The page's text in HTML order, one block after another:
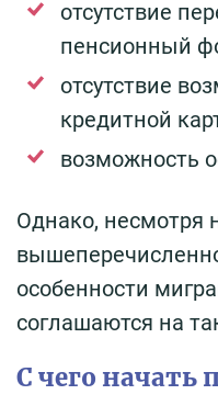
отсутствие
пенсионный
отсутствие
кредитной
возможность
Однако, несмотря
особенности
соглашаются на
С чего начать